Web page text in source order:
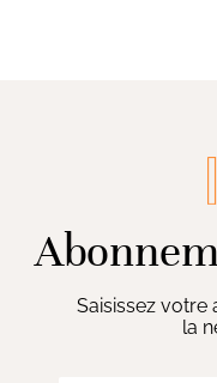
Saisissez
la